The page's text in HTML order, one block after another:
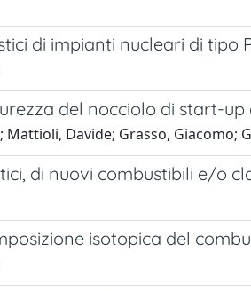
di impianti nucleari di tipo
del nocciolo di start-up
Davide; Grasso, Giacomo;
di nuovi combustibili e/o
isotopica del